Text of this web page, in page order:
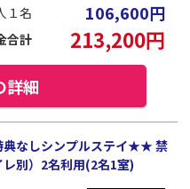
１名 106,600円
合計 213,200円
詳細
なしシンプルステイ★★ 禁
別）2名利用(2名1室)